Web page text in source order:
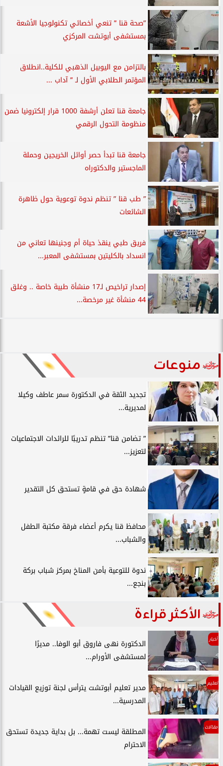
”صحة قنا ” تنعي أخصائي تكنولوجيا الأشعة
بمستشفى أبوتشت المركزي
بالتزامن مع اليوبيل الذهبي للكلية..انطلاق
المؤتمر الطلابي الأول لـ ” آداب ...
جامعة قنا تعلن أرشفة 1000 قرار إلكترونيا ضمن
منظومة التحول الرقمي
جامعة قنا تبدأ حصر أوائل الخريجين وحملة
الماجستير والدكتوراه
” طب قنا ” تنظم ندوة توعوية حول ظاهرة
الشائعات
فريق طبي ينقذ حياة أم وجنينها تعاني من
انسداد بالكليتين بمستشفى المعبر...
إصدار تراخيص لـ17 منشأة طبية خاصة .. وغلق
44 منشأة غير مرخصة...
منوعات
تجديد الثقة في الدكتورة سمر عاطف وكيلا
لمديرية...
” تضامن قنا” تنظم تدريبًا للرائدات الاجتماعيات
لتعزيز...
شهادة حق في قامةٍ تستحق كل التقدير
محافظ قنا يكرم أعضاء فرقة مكتبة الطفل
والشباب...
ندوة للتوعية بأمن المناخ بمركز شباب بركة
بنجع...
الأكثر قراءة
أخبار
الدكتورة نهى فاروق أبو الوفا.. مديرًا
لمستشفى الأورام...
تعليم
مدير تعليم أبوتشت يترأس لجنة توزيع القيادات
المدرسية...
مقالات
المطلقة ليست تهمة... بل بداية جديدة تستحق
الاحترام